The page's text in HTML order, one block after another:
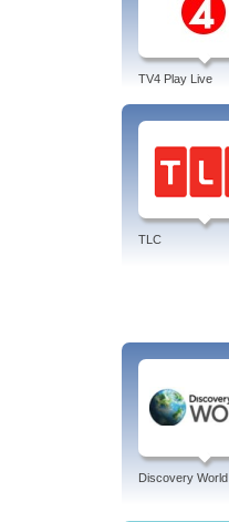
TV4 Play Live
TLC
Discovery World